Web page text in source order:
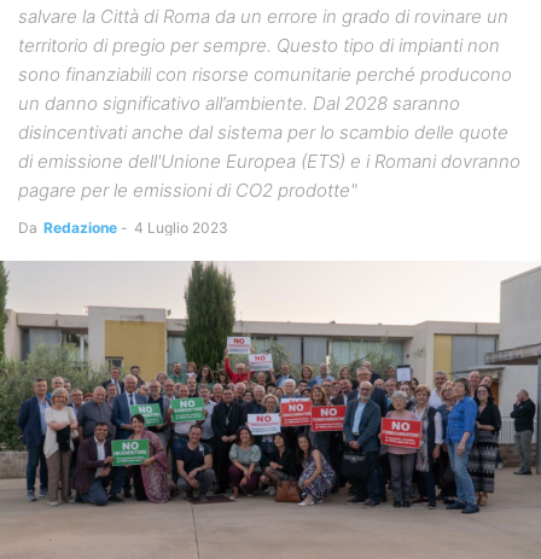
salvare la Città di Roma da un errore in grado di rovinare un
territorio di pregio per sempre. Questo tipo di impianti non
sono finanziabili con risorse comunitarie perché producono
un danno significativo all’ambiente. Dal 2028 saranno
disincentivati anche dal sistema per lo scambio delle quote
di emissione dell'Unione Europea (ETS) e i Romani dovranno
pagare per le emissioni di CO2 prodotte"
Da Redazione - 4 Luglio 2023